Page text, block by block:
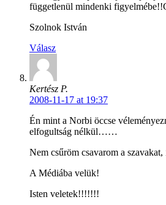
függetlenül mindenki
Szolnok István
Válasz
Kertész P.
2008-11-17 at 19:37
Én mint a Norbi öccse
elfogultság nélkül……
Nem csűröm csavarom a
A Médiába velük!
Isten veletek!!!!!!!